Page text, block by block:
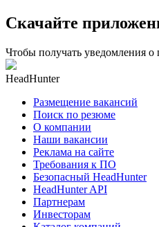
Скачайте
Чтобы получать уведомления
HeadHunter
Размещение вакансий
Поиск по резюме
О компании
Наши вакансии
Реклама на сайте
Требования к ПО
Безопасный HeadHunter
HeadHunter API
Партнерам
Инвесторам